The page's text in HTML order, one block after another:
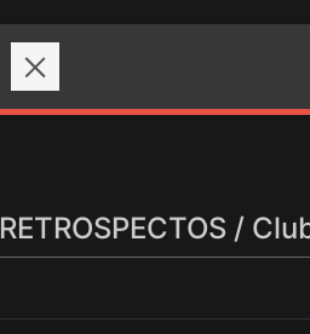
RETROSPECTOS /